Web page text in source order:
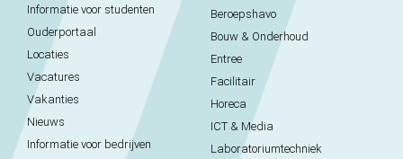
Informatie voor studenten
Ouderportaal
Locaties
Vacatures
Vakanties
Nieuws
Informatie voor bedrijven
Beroepshavo
Bouw & Onderhoud
Entree
Facilitair
Horeca
ICT & Media
Laboratoriumtechniek